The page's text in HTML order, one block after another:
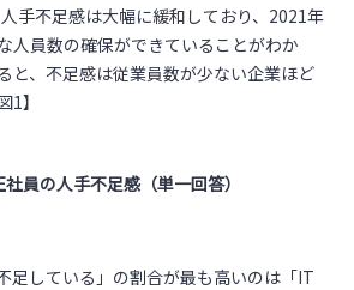
手不足感は大幅に緩和しており、2021年
人員数の確保ができていることがわか
と、不足感は従業員数が少ない企業ほど
1】
社員の人手不足感（単一回答）
足している」の割合が最も高いのは「IT